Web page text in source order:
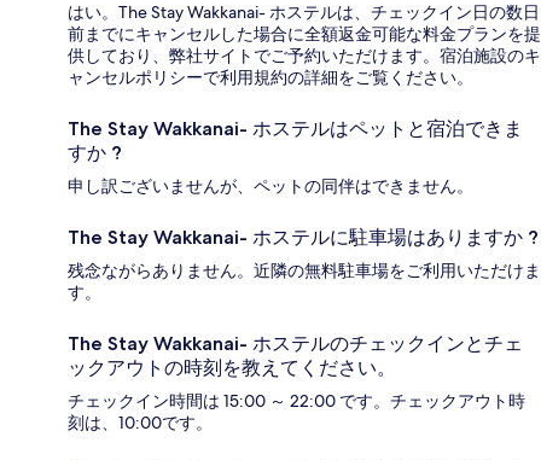
はい。The Stay Wakkanai- ホステルは、チェックイン日の数日
前までにキャンセルした場合に全額返金可能な料金プランを提
供しており、弊社サイトでご予約いただけます。宿泊施設のキ
ャンセルポリシーで利用規約の詳細をご覧ください。
The Stay Wakkanai- ホステルはペットと宿泊できま
すか ?
申し訳ございませんが、ペットの同伴はできません。
The Stay Wakkanai- ホステルに駐車場はありますか ?
残念ながらありません。近隣の無料駐車場をご利用いただけま
す。
The Stay Wakkanai- ホステルのチェックインとチェ
ックアウトの時刻を教えてください。
チェックイン時間は 15:00 ～ 22:00 です。チェックアウト時
刻は、10:00です。